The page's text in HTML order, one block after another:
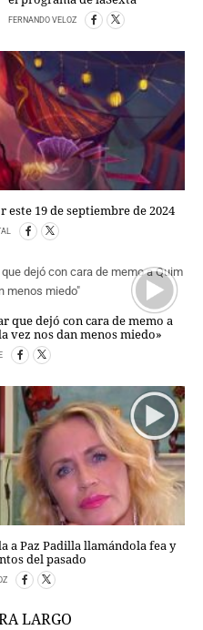
FERNANDO VELOZ
19 de septiembre de 2024
que dejó con cara de memo a
vez nos dan menos miedo»
a Paz Padilla llamándola fea y
del pasado
LARGO